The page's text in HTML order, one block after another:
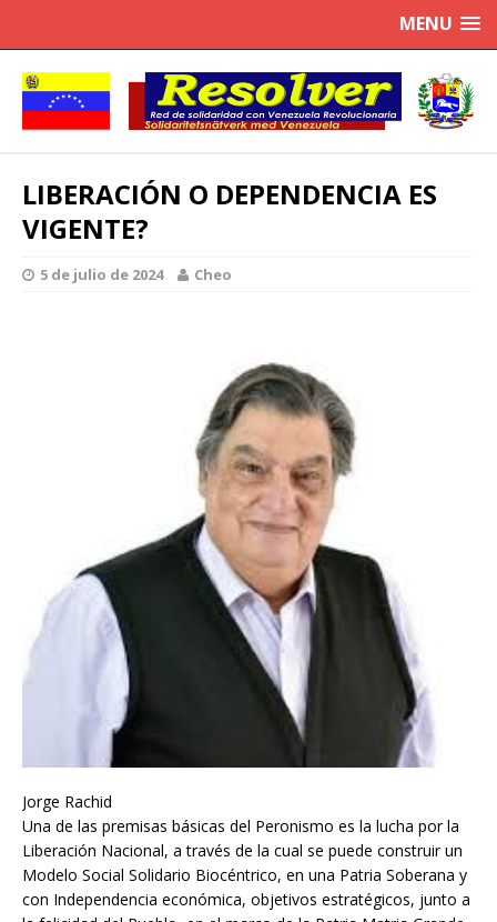
MENU
LIBERACIÓN O DEPENDENCIA ES
VIGENTE?
5 de julio de 2024 Cheo
Jorge Rachid
Una de las premisas básicas del Peronismo es la lucha por la
Liberación Nacional, a través de la cual se puede construir un
Modelo Social Solidario Biocéntrico, en una Patria Soberana y
con Independencia económica, objetivos estratégicos, junto a